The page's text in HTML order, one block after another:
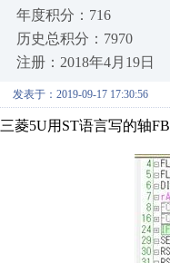
年度积分：716
历史总积分：7970
注册：2018年4月19日
发表于：2019-09-17 17:30:56
三菱5U用ST语言写的轴